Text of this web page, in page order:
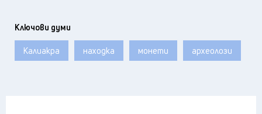
Ключови думи
Калиакра находка монети археолози